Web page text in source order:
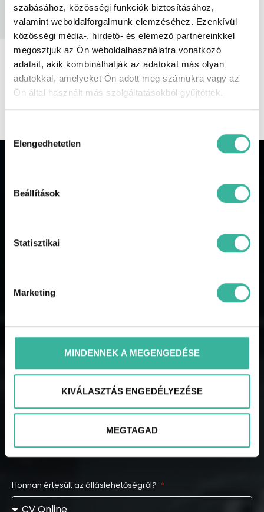
szabásához, közösségi funkciók biztosításához,
valamint weboldalforgalmunk elemzéséhez. Ezenkívül
közösségi média-, hirdető- és elemező partnereinkkel
megosztjuk az Ön weboldalhasználatra vonatkozó
adatait, akik kombinálhatják az adatokat más olyan
adatokkal, amelyeket Ön adott meg számukra vagy az
Ön által használt más szolgáltatásokból gyűjtöttek.
kiválasztása
Elengedhetetlen
Beállítások
Statisztikai
Marketing
MINDENNEK A MEGENGEDÉSE
KIVÁLASZTÁS ENGEDÉLYEZÉSE
MEGTAGAD
JELENTKEZÉS ÁLLÁSRA
Név
Honnan értesült az álláslehetőségről?